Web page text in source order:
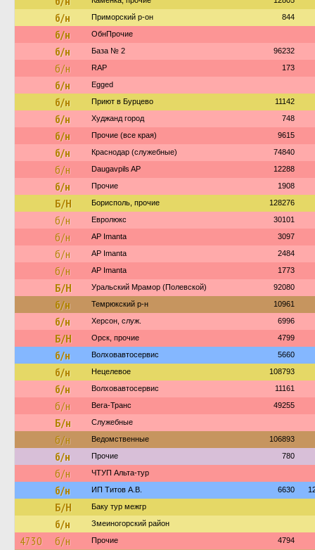
б/н Приморский р-он 844
б/н ОбнПрочие
б/н База № 2 96232
б/н RAP 173
б/н Egged
б/н Приют в Бурцево 11142
б/н Худжанд город 748
б/н Прочие (все края) 9615
б/н Краснодар (служебные) 74840
б/н Daugavpils AP 12288
б/н Прочие 1908
Б/Н Борисполь, прочие 128276
б/н Евролюкс 30101
б/н AP Imanta 3097
б/н AP Imanta 2484
б/н AP Imanta 1773
Б/Н Уральский Мрамор (Полевской) 92080
б/н Темрюкский р-н 10961
б/н Херсон, служ. 6996
Б/Н Орск, прочие 4799
б/н Волховавтосервис 5660
б/н Нецелевое 108793
б/н Волховавтосервис 11161
б/н Вега-Транс 49255
Б/н Служебные
б/н Ведомственные 106893
б/н Прочие 780
б/н ЧТУП Альта-тур
б/н ИП Титов А.В. 6630
Б/Н Баку тур межгр
б/н Змеиногорский район
4730 б/н Прочие 4794